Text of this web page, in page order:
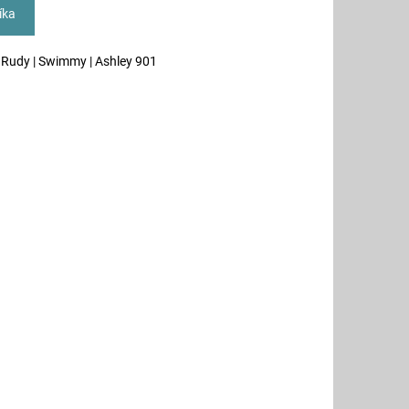
| Swimmy | Ashley 901